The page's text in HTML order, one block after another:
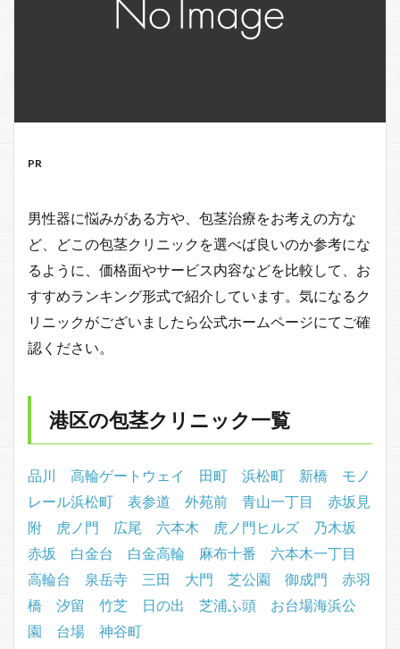
PR
男性器に悩みがある方や、包茎治療をお考えの方な
ど、どこの包茎クリニックを選べば良いのか参考にな
るように、価格面やサービス内容などを比較して、お
すすめランキング形式で紹介しています。気になるク
リニックがございましたら公式ホームページにてご確
認ください。
港区の包茎クリニック一覧
品川 高輪ゲートウェイ 田町 浜松町 新橋
モノ
レール浜松町
表参道 外苑前 青山一丁目
赤坂見
附
虎ノ門 広尾 六本木 虎ノ門ヒルズ
乃木坂
赤坂
白金台 白金高輪 麻布十番
六本木一丁目
高輪台
泉岳寺 三田 大門 芝公園 御成門
赤羽
橋
汐留 竹芝 日の出 芝浦ふ頭
お台場海浜公
園
台場 神谷町